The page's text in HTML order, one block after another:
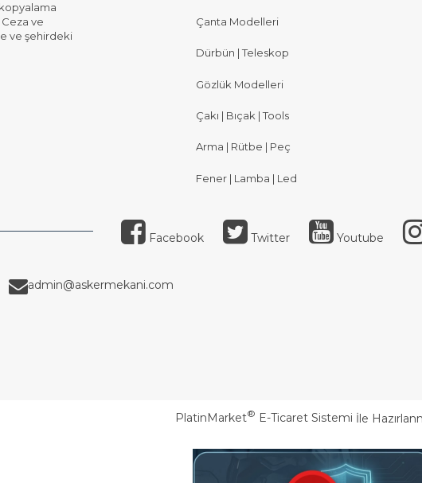
ve
ve şehirdeki
Çanta Modelleri
Dürbün | Teleskop
Gözlük Modelleri
Çakı | Bıçak | Tools
Arma | Rütbe | Peç
Fener | Lamba | Led
Facebook Twitter Youtube
admin@askermekani.com
PlatinMarket® E-Ticaret Sistemi İle